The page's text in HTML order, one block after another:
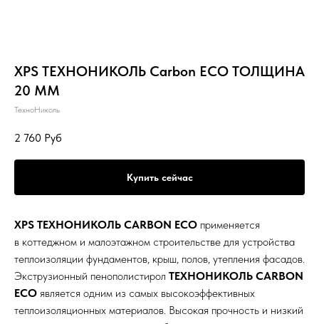
XPS ТЕХНОНИКОЛЬ Carbon ECO ТОЛЩИНА
20 ММ
ТехноНиколь
2 760 Руб
Купить сейчас
XPS ТЕХНОНИКОЛЬ CARBON ECO применяется
в коттеджном и малоэтажном строительстве для устройства
теплоизоляции фундаментов, крыш, полов, утепления фасадов.
Экструзионный пенополистирол ТЕХНОНИКОЛЬ CARBON
ECO является одним из самых высокоэффективных
теплоизоляционных материалов. Высокая прочность и низкий